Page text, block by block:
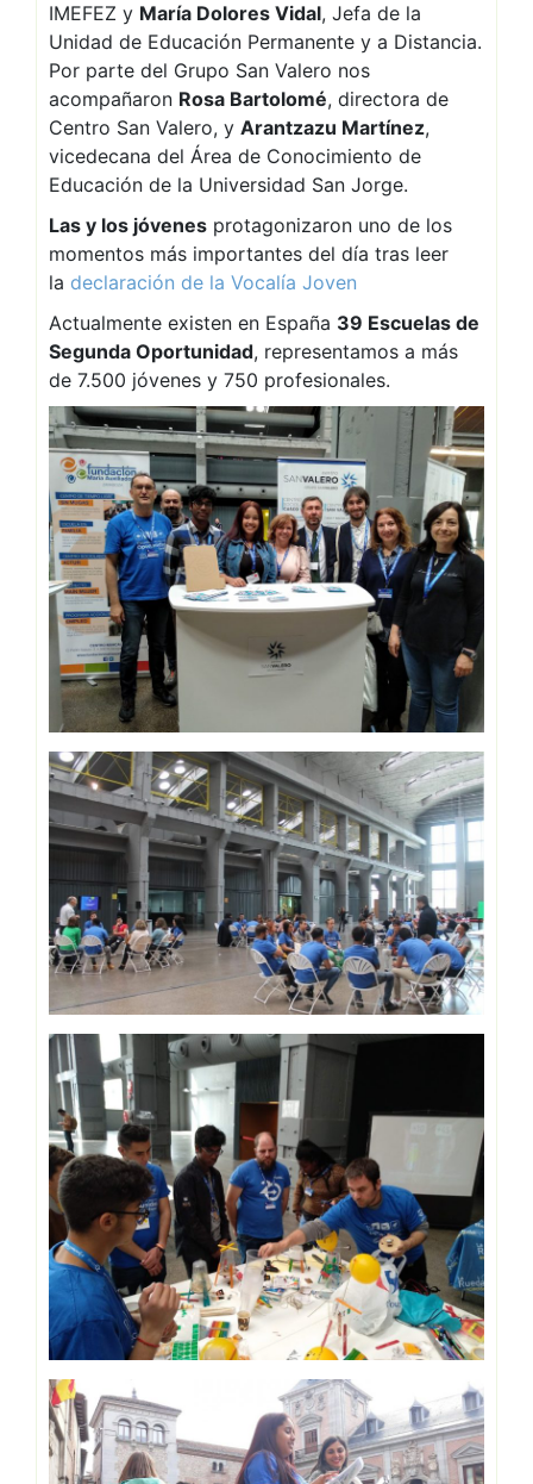
IMEFEZ y María Dolores Vidal, Jefa de la
Unidad de Educación Permanente y a Distancia.
Por parte del Grupo San Valero nos
acompañaron Rosa Bartolomé, directora de
Centro San Valero, y Arantzazu Martínez,
vicedecana del Área de Conocimiento de
Educación de la Universidad San Jorge.
Las y los jóvenes protagonizaron uno de los
momentos más importantes del día tras leer
la declaración de la Vocalía Joven
Actualmente existen en España 39 Escuelas de
Segunda Oportunidad, representamos a más
de 7.500 jóvenes y 750 profesionales.